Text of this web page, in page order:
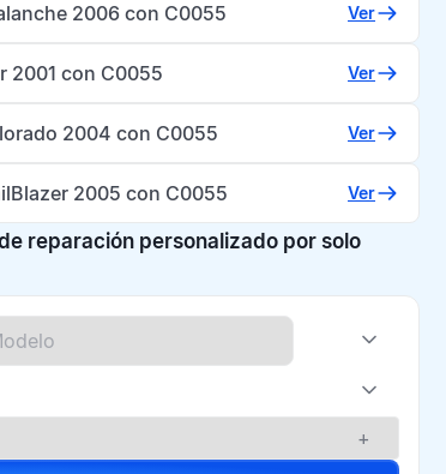
2006 con C0055 Ver
2001 con C0055 Ver
2004 con C0055 Ver
2005 con C0055 Ver
reparación personalizado por solo
+